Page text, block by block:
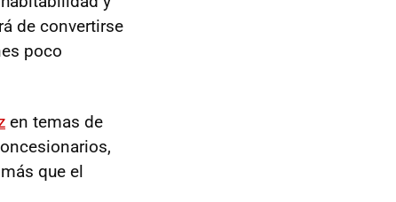
de convertirse
poco
en temas de
que el